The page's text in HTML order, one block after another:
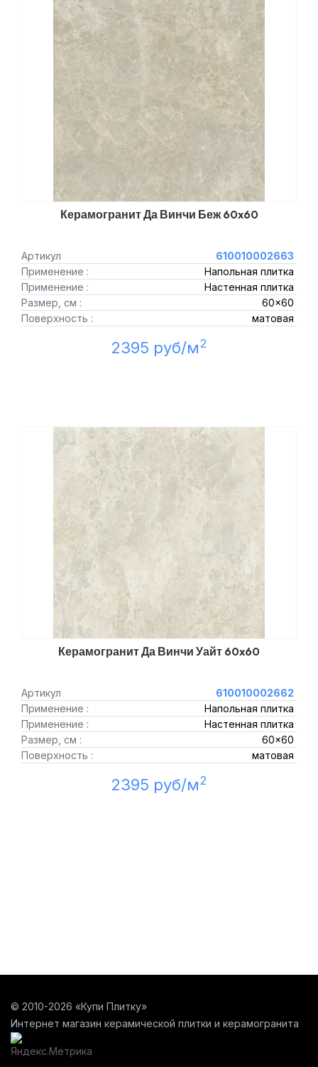
Керамогранит Да Винчи Беж 60x60
Артикул
610010002663
Применение :
Напольная плитка
Применение :
Настенная плитка
Размер, см :
60x60
Поверхность :
матовая
2395 руб/м2
Керамогранит Да Винчи Уайт 60x60
Артикул
610010002662
Применение :
Напольная плитка
Применение :
Настенная плитка
Размер, см :
60x60
Поверхность :
матовая
2395 руб/м2
© 2010-2026 «Купи Плитку»
Интернет магазин керамической плитки и керамогранита